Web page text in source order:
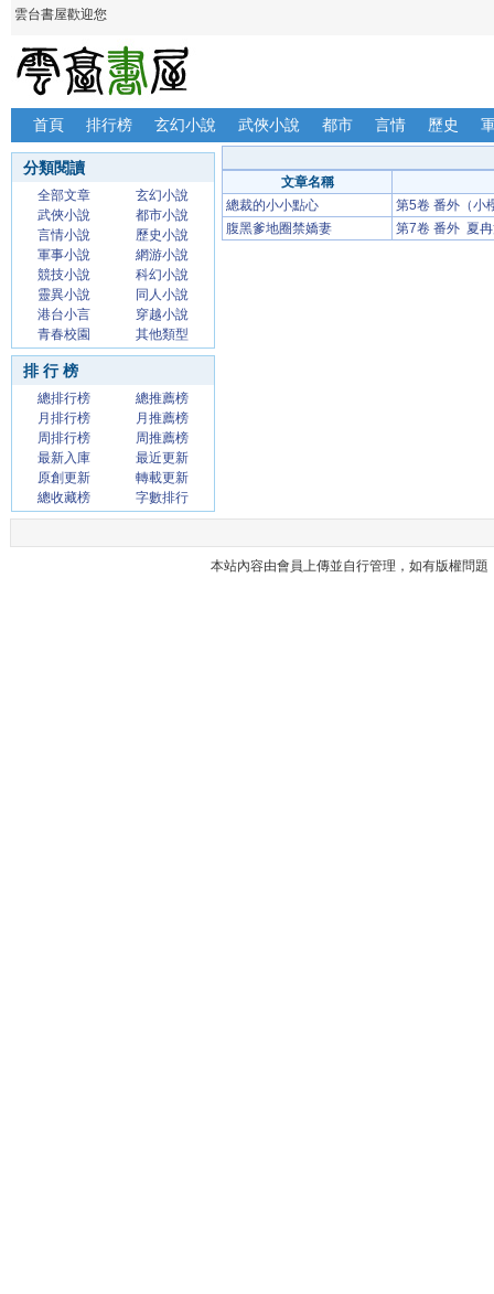
雲台書屋歡迎您
首頁 排行榜 玄幻小說 武俠小說 都市 言情 歷史
分類閱讀
全部文章
玄幻小說
武俠小說
都市小說
言情小說
歷史小說
軍事小說
網游小說
競技小說
科幻小說
靈異小說
同人小說
港台小言
穿越小說
青春校園
其他類型
排 行 榜
總排行榜
總推薦榜
月排行榜
月推薦榜
周排行榜
周推薦榜
最新入庫
最近更新
原創更新
轉載更新
總收藏榜
字數排行
文章名稱
總裁的小小點心
第5卷 番外（小
腹黑爹地圈禁嬌妻
第7卷 番外 夏
本站內容由會員上傳並自行管理，如有版權問